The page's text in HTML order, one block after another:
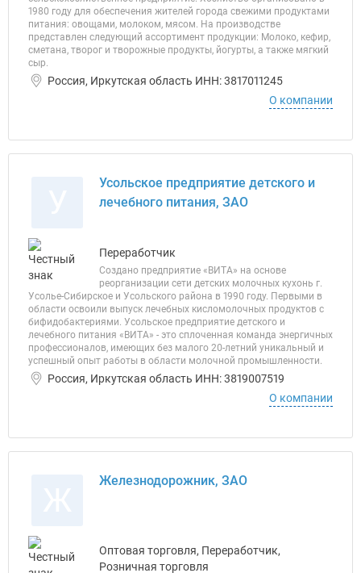
1980 году для обеспечения жителей города свежими продуктами
питания: овощами, молоком, мясом. На производстве
представлен следующий ассортимент продукции: Молоко, кефир,
сметана, творог и творожные продукты, йогурты, а также мягкий
сыр.
Россия, Иркутская область ИНН: 3817011245
О компании
Усольское предприятие детского и
лечебного питания, ЗАО
Переработчик
Создано предприятие «ВИТА» на основе
реорганизации сети детских молочных кухонь г.
Усолье-Сибирское и Усольского района в 1990 году. Первыми в
области освоили выпуск лечебных кисломолочных продуктов с
бифидобактериями. Усольское предприятие детского и
лечебного питания «ВИТА» - это сплоченная команда энергичных
профессионалов, имеющих без малого 20-летний уникальный и
успешный опыт работы в области молочной промышленности.
Россия, Иркутская область ИНН: 3819007519
О компании
Железнодорожник, ЗАО
Оптовая торговля, Переработчик,
Розничная торговля